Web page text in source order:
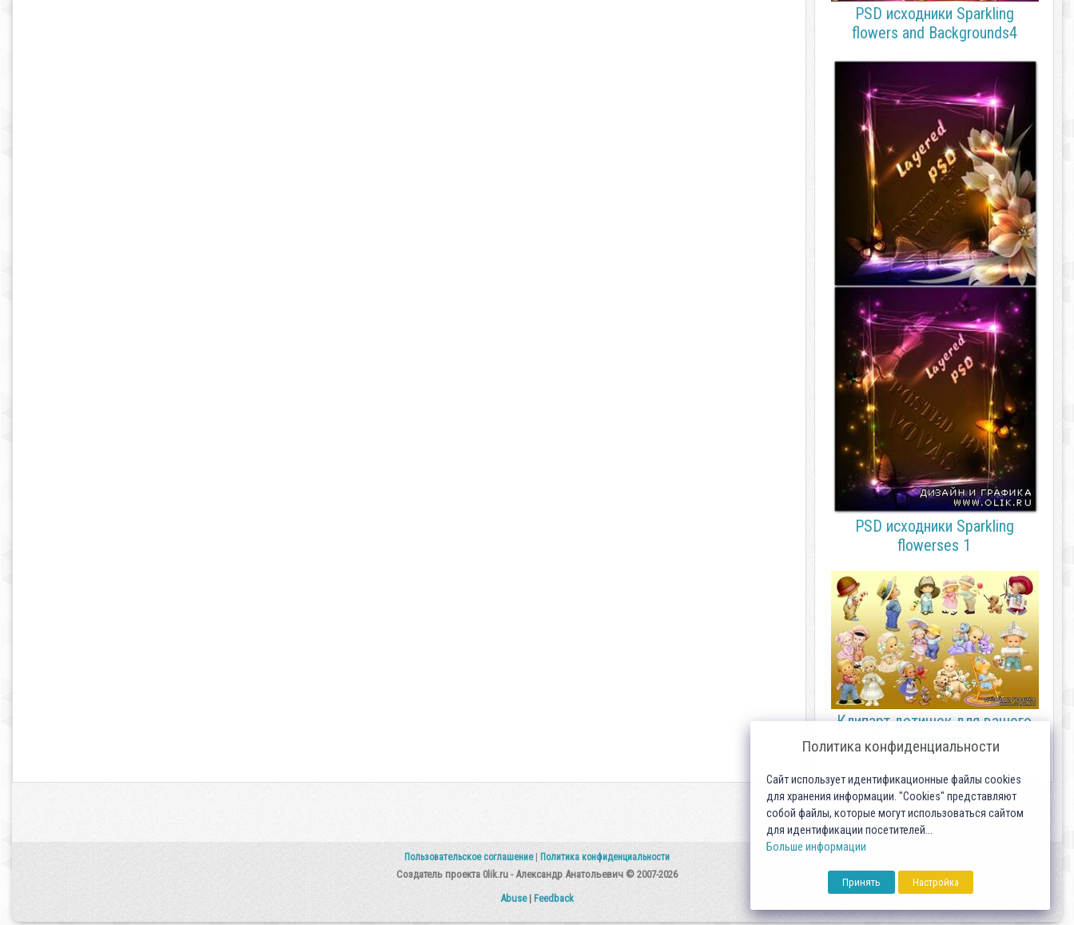
PSD исходники Sparkling
flowers and Backgrounds4
PSD исходники Sparkling
flowerses 1
Клипарт детишек для вашего
творчества
Пользовательское соглашение Политика конфиденциальности
Создатель проекта 0lik.ru - Александр Анатольевич © 2007-2026
Abuse| Feedback
Политика конфиденциальности
Сайт использует идентификационные файлы cookies
для хранения информации. "Cookies" представляют
собой файлы, которые могут использоваться сайтом
для идентификации посетителей...
Больше информации
Принять Настройка